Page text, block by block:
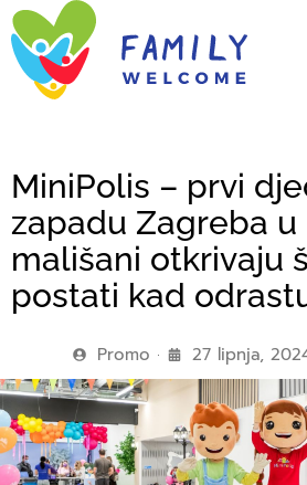
MiniPolis – prvi
zapadu Zagreba u
mališani otkrivaju
postati kad
Promo 27 lipnja,